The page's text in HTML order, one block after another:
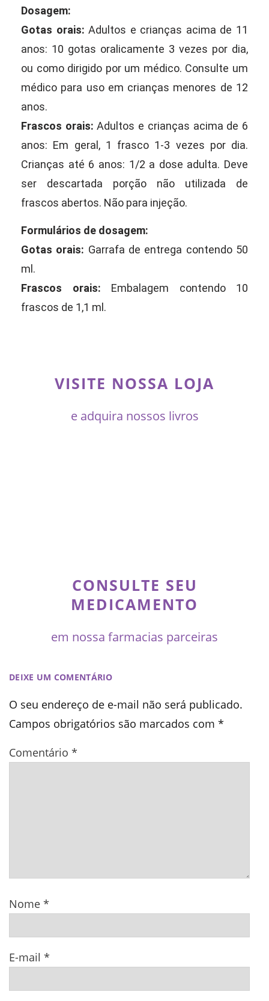
Dosagem:
Gotas orais: Adultos e crianças acima de 11
anos: 10 gotas oralicamente 3 vezes por dia,
ou como dirigido por um médico. Consulte um
médico para uso em crianças menores de 12
anos.
Frascos orais: Adultos e crianças acima de 6
anos: Em geral, 1 frasco 1-3 vezes por dia.
Crianças até 6 anos: 1/2 a dose adulta. Deve
ser descartada porção não utilizada de
frascos abertos. Não para injeção.
Formulários de dosagem:
Gotas orais: Garrafa de entrega contendo 50
ml.
Frascos orais: Embalagem contendo 10
frascos de 1,1 ml.
VISITE NOSSA LOJA
e adquira nossos livros
CONSULTE SEU
MEDICAMENTO
em nossa farmacias parceiras
DEIXE UM COMENTÁRIO
O seu endereço de e-mail não será publicado.
Campos obrigatórios são marcados com *
Comentário *
Nome *
E-mail *